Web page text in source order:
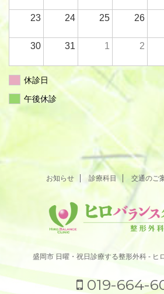
23 24 25 26
30 31 1 2
休診日
午後休診
お知らせ 診療科目 交通のご
盛岡市 日曜・祝日診療する整形外科 - ヒ
019-664-